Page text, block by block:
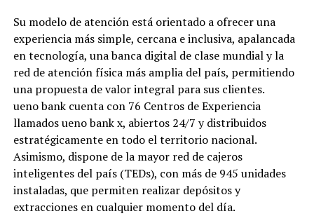
Su modelo de atención está orientado a ofrecer una
experiencia más simple, cercana e inclusiva, apalancada
en tecnología, una banca digital de clase mundial y la
red de atención física más amplia del país, permitiendo
una propuesta de valor integral para sus clientes.
ueno bank cuenta con 76 Centros de Experiencia
llamados ueno bank x, abiertos 24/7 y distribuidos
estratégicamente en todo el territorio nacional.
Asimismo, dispone de la mayor red de cajeros
inteligentes del país (TEDs), con más de 945 unidades
instaladas, que permiten realizar depósitos y
extracciones en cualquier momento del día.